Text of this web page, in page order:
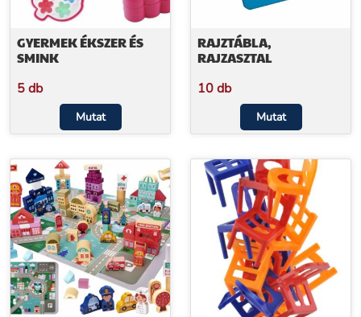
GYERMEK ÉKSZER ÉS
SMINK
5 db
Mutat
RAJZTÁBLA,
RAJZASZTAL
10 db
Mutat